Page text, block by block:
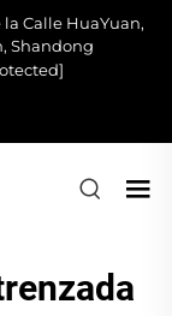
Calle HuaYuan,
Shandong